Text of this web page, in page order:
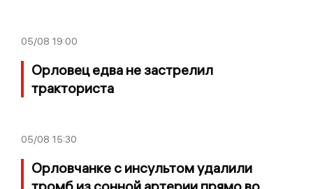
05/08 19:00
Орловец едва не застрелил
тракториста
05/08 15:30
Орловчанке с инсультом удалили